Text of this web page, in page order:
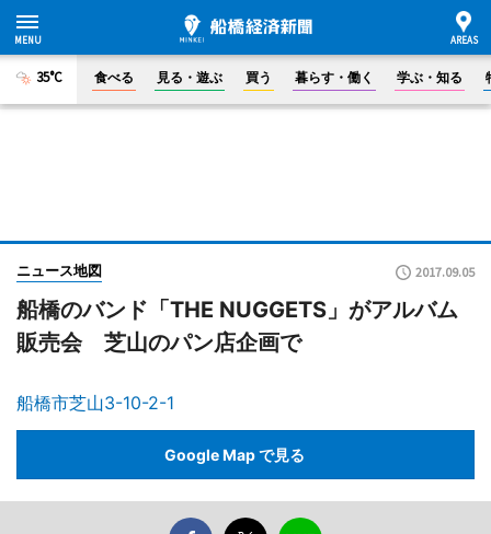
35°C 食べる 見る・遊ぶ 買う 暮らす・働く 学ぶ・知る
ニュース地図 2017.09.05
船橋のバンド「THE NUGGETS」がアルバム
販売会 芝山のパン店企画で
船橋市芝山3-10-2-1
Google Map で見る